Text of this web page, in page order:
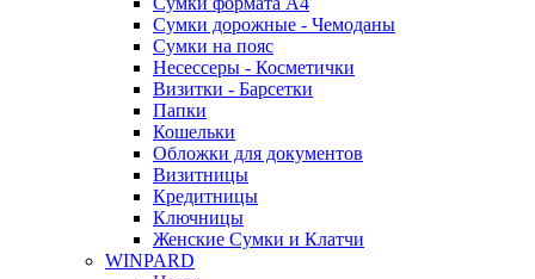
Сумки дорожные - Чемоданы
Сумки на пояс
Несессеры - Косметички
Визитки - Барсетки
Папки
Кошельки
Обложки для документов
Визитницы
Кредитницы
Ключницы
Женские Сумки и Клатчи
WINPARD